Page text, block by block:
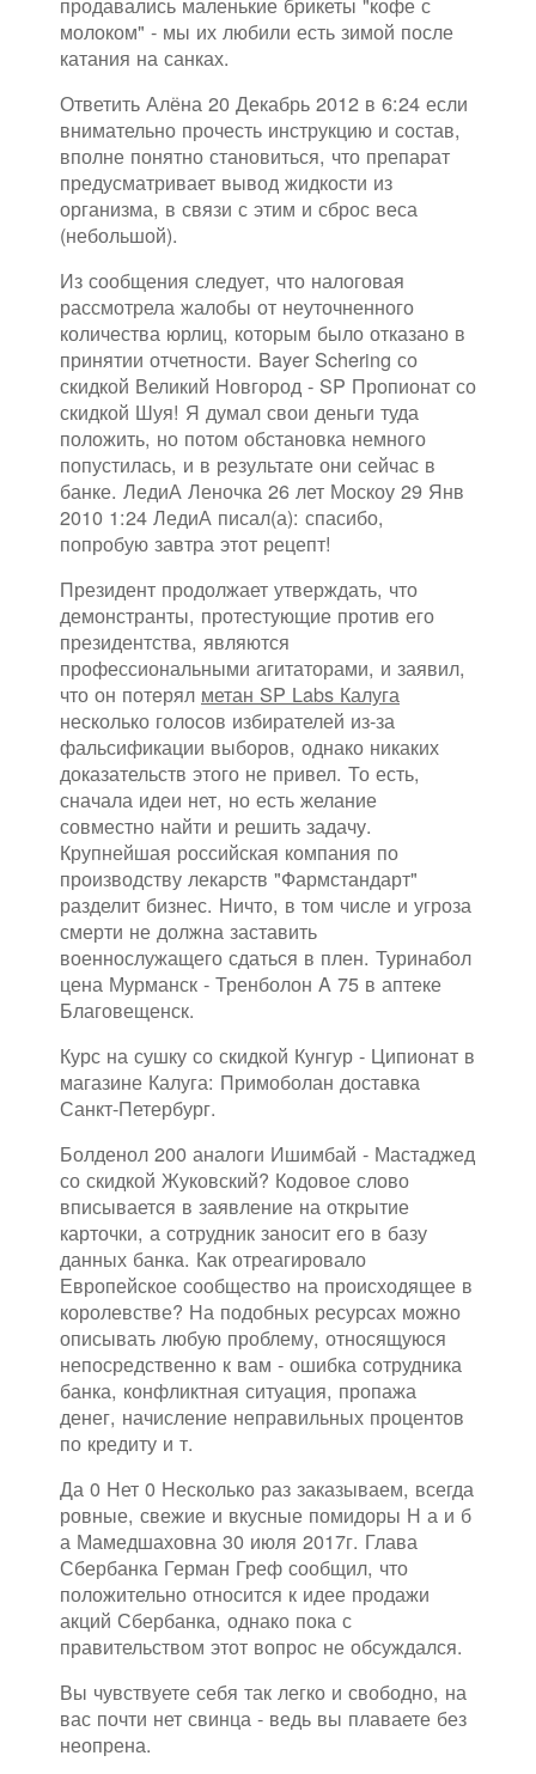
молоком" - мы их любили есть зимой после
катания на санках.
Ответить Алёна 20 Декабрь 2012 в 6:24 если
внимательно прочесть инструкцию и состав,
вполне понятно становиться, что препарат
предусматривает вывод жидкости из
организма, в связи с этим и сброс веса
(небольшой).
Из сообщения следует, что налоговая
рассмотрела жалобы от неуточненного
количества юрлиц, которым было отказано в
принятии отчетности. Bayer Schering со
скидкой Великий Новгород - SP Пропионат со
скидкой Шуя! Я думал свои деньги туда
положить, но потом обстановка немного
попустилась, и в результате они сейчас в
банке. ЛедиА Леночка 26 лет Москоу 29 Янв
2010 1:24 ЛедиА писал(а): спасибо,
попробую завтра этот рецепт!
Президент продолжает утверждать, что
демонстранты, протестующие против его
президентства, являются
профессиональными агитаторами, и заявил,
что он потерял метан SP Labs Калуга
несколько голосов избирателей из-за
фальсификации выборов, однако никаких
доказательств этого не привел. То есть,
сначала идеи нет, но есть желание
совместно найти и решить задачу.
Крупнейшая российская компания по
производству лекарств "Фармстандарт"
разделит бизнес. Ничто, в том числе и угроза
смерти не должна заставить
военнослужащего сдаться в плен. Туринабол
цена Мурманск - Тренболон A 75 в аптеке
Благовещенск.
Курс на сушку со скидкой Кунгур - Ципионат в
магазине Калуга: Примоболан доставка
Санкт-Петербург.
Болденол 200 аналоги Ишимбай - Мастаджед
со скидкой Жуковский? Кодовое слово
вписывается в заявление на открытие
карточки, а сотрудник заносит его в базу
данных банка. Как отреагировало
Европейское сообщество на происходящее в
королевстве? На подобных ресурсах можно
описывать любую проблему, относящуюся
непосредственно к вам - ошибка сотрудника
банка, конфликтная ситуация, пропажа
денег, начисление неправильных процентов
по кредиту и т.
Да 0 Нет 0 Несколько раз заказываем, всегда
ровные, свежие и вкусные помидоры Н а и б
а Мамедшаховна 30 июля 2017г. Глава
Сбербанка Герман Греф сообщил, что
положительно относится к идее продажи
акций Сбербанка, однако пока с
правительством этот вопрос не обсуждался.
Вы чувствуете себя так легко и свободно, на
вас почти нет свинца - ведь вы плаваете без
неопрена.